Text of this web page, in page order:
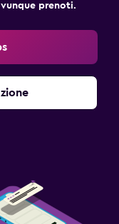
prenoti.